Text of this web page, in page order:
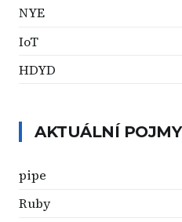
NYE
IoT
HDYD
AKTUÁLNÍ POJMY
pipe
Ruby